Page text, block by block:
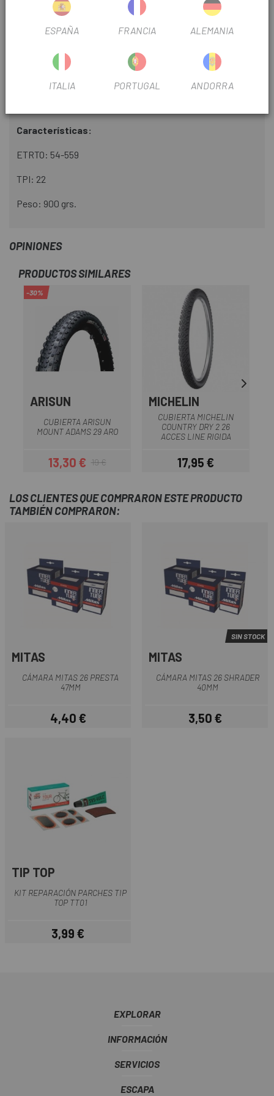
DIÁMETRO
Montaña
Características:
ETRTO: 54-559
TPI: 22
Peso: 900 grs.
OPINIONES
PRODUCTOS SIMILARES
-30%
ARISUN
CUBIERTA ARISUN
MOUNT ADAMS 29 ARO
Precio
13,30 €Precio regular
19 €
MICHELIN
CUBIERTA MICHELIN
COUNTRY DRY 2 26
ACCES LINE RIGIDA
Precio
17,95 €
LOS CLIENTES QUE COMPRARON ESTE PRODUCTO
TAMBIÉN COMPRARON:
MITAS
CÁMARA MITAS 26 PRESTA
47MM
Precio
4,40 €
SIN STOCK
MITAS
CÁMARA MITAS 26 SHRADER
40MM
Precio
3,50 €
TIP TOP
KIT REPARACIÓN PARCHES TIP
TOP TT01
Precio
3,99 €
EXPLORAR
INFORMACIÓN
SERVICIOS
ESCAPA
ESPAÑA FRANCIA ALEMANIA
ITALIA PORTUGAL ANDORRA